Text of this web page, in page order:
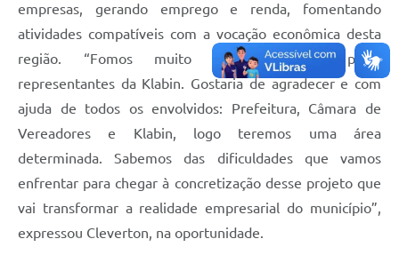
empresas, gerando emprego e renda, fomentando
atividades compatíveis com a vocação econômica desta
região. “Fomos muito bem recebidos pelos
representantes da Klabin. Gostaria de agradecer e com
ajuda de todos os envolvidos: Prefeitura, Câmara de
Vereadores e Klabin, logo teremos uma área
determinada. Sabemos das dificuldades que vamos
enfrentar para chegar à concretização desse projeto que
vai transformar a realidade empresarial do município”,
expressou Cleverton, na oportunidade.